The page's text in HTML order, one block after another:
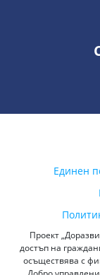
Единен
Проект
достъп на
осъществява с